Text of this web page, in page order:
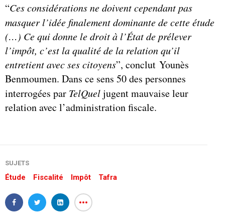
“Ces considérations ne doivent cependant pas
masquer l’idée finalement dominante de cette étude
(…) Ce qui donne le droit à l’État de prélever
l’impôt, c’est la qualité de la relation qu’il
entretient avec ses citoyens”, conclut Younès
Benmoumen. Dans ce sens 50 des personnes
interrogées par TelQueljugent mauvaise leur
relation avec l’administration fiscale.
SUJETS
Étude Fiscalité Impôt Tafra